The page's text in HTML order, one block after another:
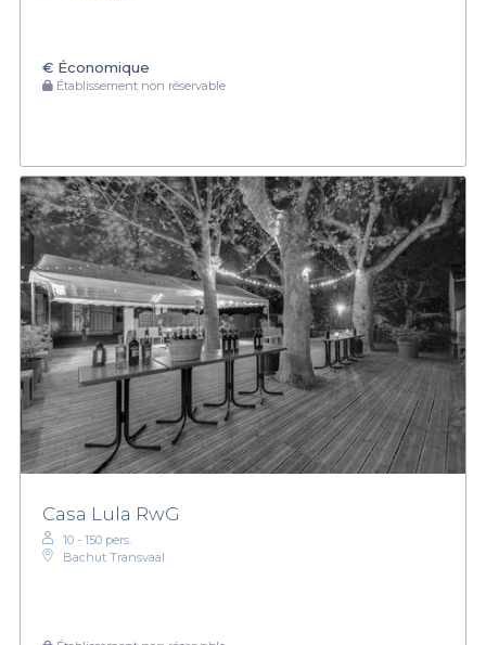
€ Économique
Établissement non réservable
Casa Lula RwG
10 - 150 pers.
Bachut Transvaal